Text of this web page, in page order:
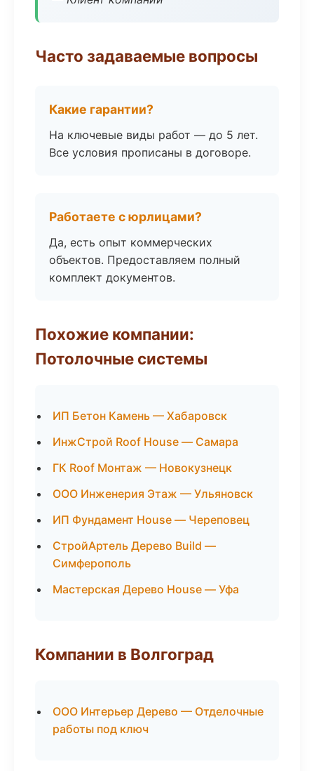
Часто задаваемые вопросы
Какие гарантии?
На ключевые виды работ — до 5 лет.
Все условия прописаны в договоре.
Работаете с юрлицами?
Да, есть опыт коммерческих
объектов. Предоставляем полный
комплект документов.
Похожие компании:
Потолочные системы
ИП Бетон Камень — Хабаровск
ИнжСтрой Roof House — Самара
ГК Roof Монтаж — Новокузнецк
ООО Инженерия Этаж — Ульяновск
ИП Фундамент House — Череповец
СтройАртель Дерево Build —
Симферополь
Мастерская Дерево House — Уфа
Компании в Волгоград
ООО Интерьер Дерево — Отделочные
работы под ключ